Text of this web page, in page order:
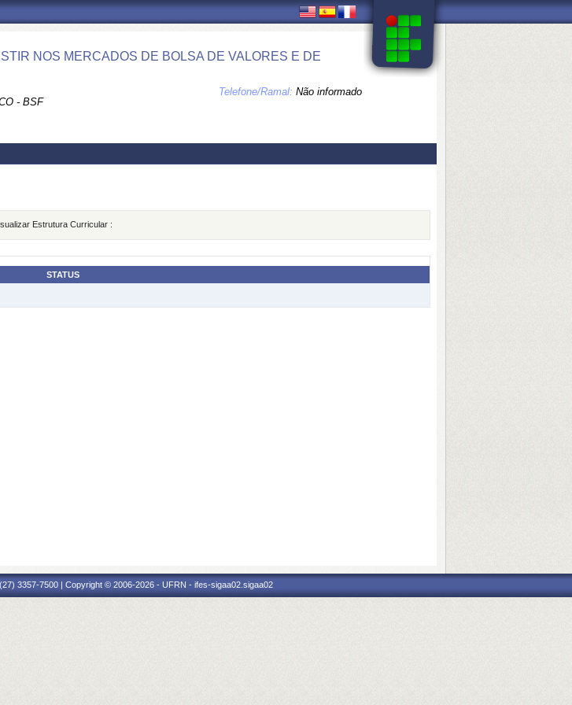
NOS MERCADOS DE BOLSA DE VALORES E DE
- BSF
Telefone/Ramal: Não informado
Estrutura Curricular :
STATUS
3357-7500 | Copyright © 2006-2026 - UFRN - ifes-sigaa02.sigaa02